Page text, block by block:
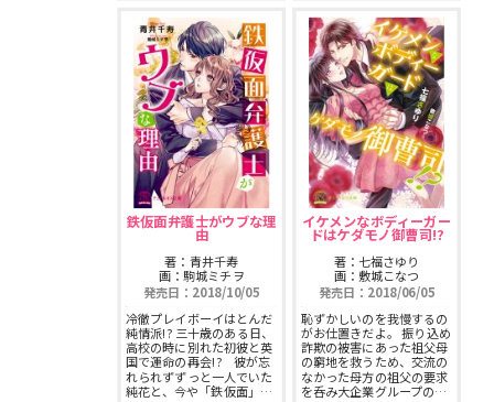
ピュールコミックス
フェアリーキス
BLUEMOON Novels
全作品ジャンル一覧へ
PurComics募集情報
書店様向け試し読み・POPダウンロード
ご感想・お問合わせ
鉄仮面弁護士がウブな理
由
著：青井千寿
画：駒城ミチヲ
発売日：2018/10/05
冷徹プレイボーイはとんだ
純情派!? 三十歳のある日、
高校の時に別れた初彼と英
国で運命の再会!? 彼が忘
れられずずっと一人でいた
純花と、今や「鉄仮面」…
イケメンなボディーガー
ドはケダモノ御曹司!?
著：七福さゆり
画：敷城こなつ
発売日：2018/06/05
恥ずかしいのを我慢するの
がお仕置きだよ。 振り込め
詐欺の被害にあった祖父母
の窮地を救うため、交流の
なかった母方の祖父の要求
を呑み大企業グループの…